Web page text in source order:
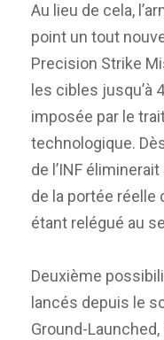
Au lieu de cela,
point un tout
Precision Strike
les cibles jusqu’à
imposée par le
technologique.
de l’INF
de la portée réelle
étant relégué au
Deuxième
lancés depuis le
Ground-Launched,